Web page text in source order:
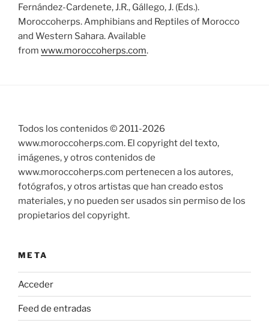
Fernández-Cardenete, J.R., Gállego, J. (Eds.).
Moroccoherps. Amphibians and Reptiles of Morocco
and Western Sahara. Available
from www.moroccoherps.com.
Todos los contenidos © 2011-2026
www.moroccoherps.com. El copyright del texto,
imágenes, y otros contenidos de
www.moroccoherps.com pertenecen a los autores,
fotógrafos, y otros artistas que han creado estos
materiales, y no pueden ser usados sin permiso de los
propietarios del copyright.
META
Acceder
Feed de entradas